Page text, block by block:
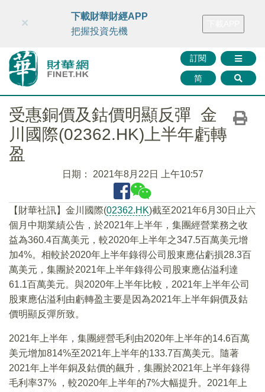
財華智庫網 FINTV FINMETA 財華證券 媒體矩陣
訂閱
简
×
下載財華財經APP
把握投資先機
受惠銅價及鈷價明顯反彈 金
川國際(02362.HK)上半年虧轉
盈
日期： 2021年8月22日 上午10:57
【財華社訊】金川國際(02362.HK)截至2021年6月30日止六
個月中期業績公告，於2021年上半年，集團經營業務之收
益為360.4百萬美元，較2020年上半年之347.5百萬美元增
加4%。相較於2020年上半年錄得公司股東應佔虧損28.3百
萬美元，集團於2021年上半年錄得公司股東應佔溢利達
61.1百萬美元。與2020年上半年比較，2021年上半年公司
股東應佔溢利由虧轉盈主要是因為2021年上半年銅價及鈷
價明顯反彈所致。
2021年上半年，集團經營毛利由2020年上半年的14.6百萬
美元增加814%至2021年上半年的133.7百萬美元。隨著
2021年上半年銅及鈷價的飆升，集團於2021年上半年錄得
毛利率37% ，較2020年上半年的7%大幅提升。2021年上